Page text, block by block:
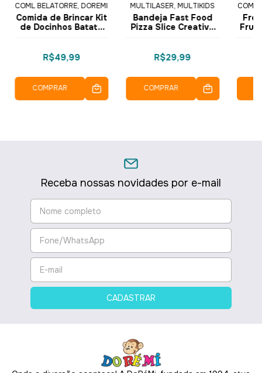
COML BELATORRE, DOREMI
Comida de Brincar Kit
de Docinhos Batata
R$49,99
COMPRAR
MULTILASER, MULTIKIDS
Bandeja Fast Food
Pizza Slice Creative
R$29,99
COMPRAR
COML
Receba nossas novidades por e-mail